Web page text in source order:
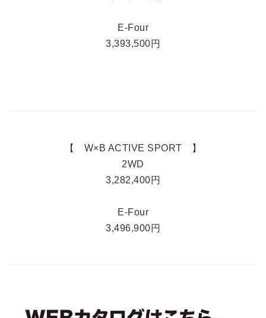
E-Four
3,393,500円
【 W×B ACTIVE SPORT 】
2WD
3,282,400円
E-Four
3,496,900円